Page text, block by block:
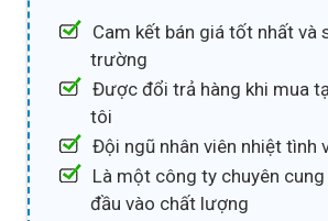
Cam kết bán giá tốt nhất và
trường
Được đổi trả hàng khi mua
tôi
Đội ngũ nhân viên nhiệt tình
Là một công ty chuyên
đầu vào chất lượng